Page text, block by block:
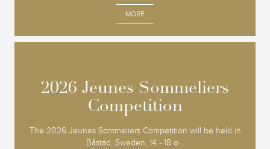
MORE
2026 Jeunes Sommeliers
Competition
The 2026 Jeunes Sommeliers Competition will be held in
Båstad, Sweden, 14 - 18 o...
2026 Jeunes Sommeliers
Competition